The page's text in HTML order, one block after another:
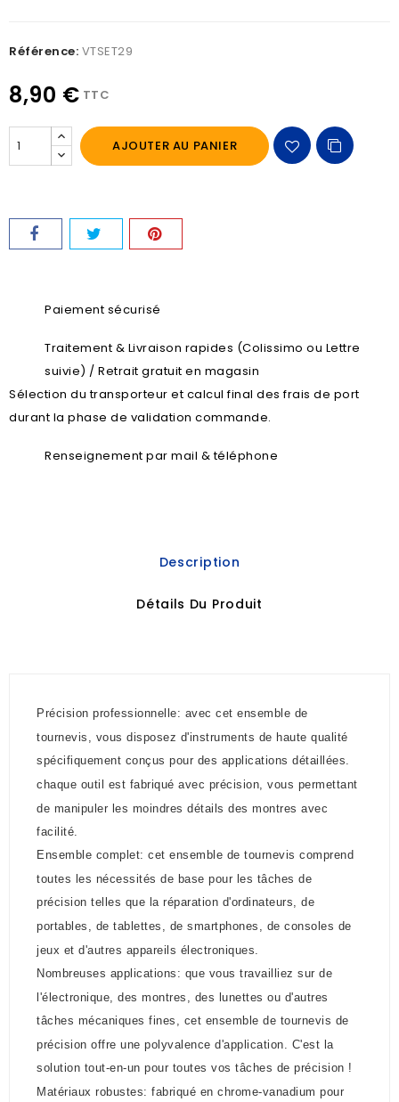
Référence: VTSET29
8,90 € TTC
AJOUTER AU PANIER
Paiement sécurisé
Traitement & Livraison rapides (Colissimo ou Lettre
suivie) / Retrait gratuit en magasin
Sélection du transporteur et calcul final des frais de port
durant la phase de validation commande.
Renseignement par mail & téléphone
Description
Détails Du Produit
Précision professionnelle: avec cet ensemble de
tournevis, vous disposez d'instruments de haute qualité
spécifiquement conçus pour des applications détaillées.
chaque outil est fabriqué avec précision, vous permettant
de manipuler les moindres détails des montres avec
facilité.
Ensemble complet: cet ensemble de tournevis comprend
toutes les nécessités de base pour les tâches de
précision telles que la réparation d'ordinateurs, de
portables, de tablettes, de smartphones, de consoles de
jeux et d'autres appareils électroniques.
Nombreuses applications: que vous travailliez sur de
l'électronique, des montres, des lunettes ou d'autres
tâches mécaniques fines, cet ensemble de tournevis de
précision offre une polyvalence d'application. C'est la
solution tout-en-un pour toutes vos tâches de précision !
Matériaux robustes: fabriqué en chrome-vanadium pour